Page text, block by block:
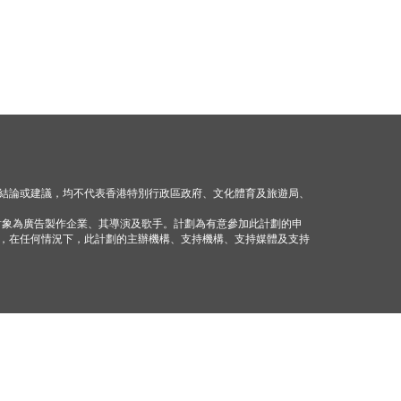
或建議，均不代表香港特別行政區政府、文化體育及旅遊局、
為廣告製作企業、其導演及歌手。計劃為有意參加此計劃的申
任何情況下，此計劃的主辦機構、支持機構、支持媒體及支持